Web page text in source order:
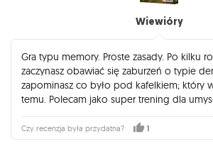
Wiewióry
Gra typu memory. Proste zasady. Po kilku
zaczynasz obawiać się zaburzeń o typie
zapominasz co było pod kafelkiem; który
temu. Polecam jako super trening dla
Czy recenzja była przydatna? 1